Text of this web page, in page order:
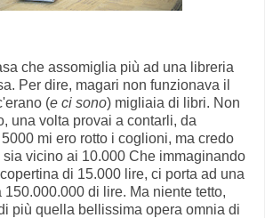
che assomiglia più ad una libreria
Per dire, magari non funzionava il
(e ci sono) migliaia di libri. Non
una volta provai a contarli, da
mi ero rotto i coglioni, ma credo
vicino ai 10.000 Che immaginando
di 15.000 lire, ci porta ad una
di lire. Ma niente tetto,
più quella bellissima opera omnia di